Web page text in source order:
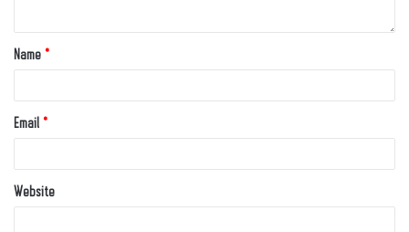
Name *
Email *
Website